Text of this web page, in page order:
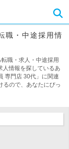
職・中途採用情
職・求人・中途採用
人情報を探しているあ
専門店 30代」に関連
るので、あなたにぴっ